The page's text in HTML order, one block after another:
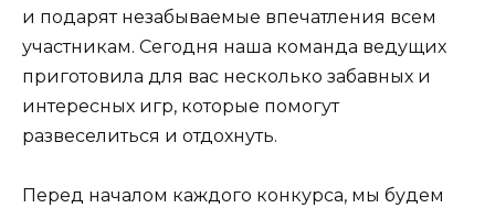
и подарят незабываемые впечатления всем
участникам. Сегодня наша команда ведущих
приготовила для вас несколько забавных и
интересных игр, которые помогут
развеселиться и отдохнуть.
Перед началом каждого конкурса, мы будем